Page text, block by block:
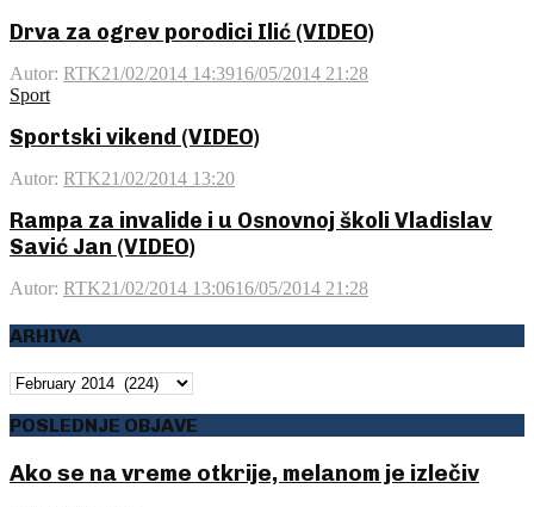
Drva za ogrev porodici Ilić (VIDEO)
Autor: RTK21/02/2014 14:3916/05/2014 21:28
Sport
Sportski vikend (VIDEO)
Autor: RTK21/02/2014 13:20
Rampa za invalide i u Osnovnoj školi Vladislav
Savić Jan (VIDEO)
Autor: RTK21/02/2014 13:0616/05/2014 21:28
ARHIVA
ARHIVA
POSLEDNJE OBJAVE
Ako se na vreme otkrije, melanom je izlečiv